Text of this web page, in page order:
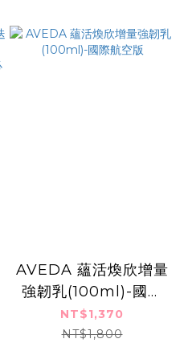
AVEDA 蘊活煥欣增量
強韌乳(100ml)-國際
航空版
NT$1,370
NT$1,800